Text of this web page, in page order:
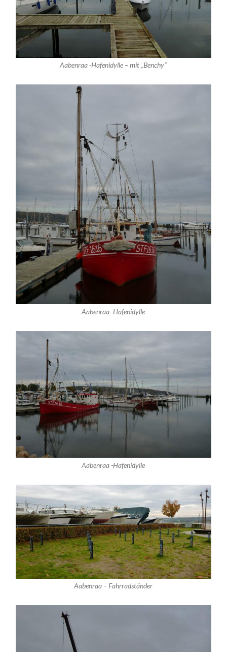
Aabenraa -Hafenidylle – mit „Benchy“
Aabenraa -Hafenidylle
Aabenraa -Hafenidylle
Aabenraa – Fahrradständer